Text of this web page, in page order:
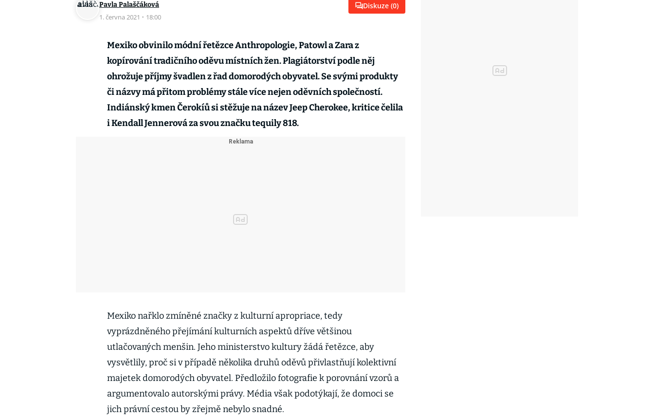
Pavla Palaščáková
1. června 2021 · 18:00
Diskuze (0)
Mexiko obvinilo módní řetězce Anthropologie, Patowl a Zara z
kopírování tradičního oděvu místních žen. Plagiátorství podle něj
ohrožuje příjmy švadlen z řad domorodých obyvatel. Se svými produkty
či názvy má přitom problémy stále více nejen oděvních společností.
Indiánský kmen Čerokíů si stěžuje na název Jeep Cherokee, kritice čelila
i Kendall Jennerová za svou značku tequily 818.
Mexiko nařklo zmíněné značky z kulturní apropriace, tedy
vyprázdněného přejímání kulturních aspektů dříve většinou
utlačovaných menšin. Jeho ministerstvo kultury žádá řetězce, aby
vysvětlily, proč si v případě několika druhů oděvů přivlastňují kolektivní
majetek domorodých obyvatel. Předložilo fotografie k porovnání vzorů a
argumentovalo autorskými právy. Média však podotýkají, že domoci se
jich právní cestou by zřejmě nebylo snadné.